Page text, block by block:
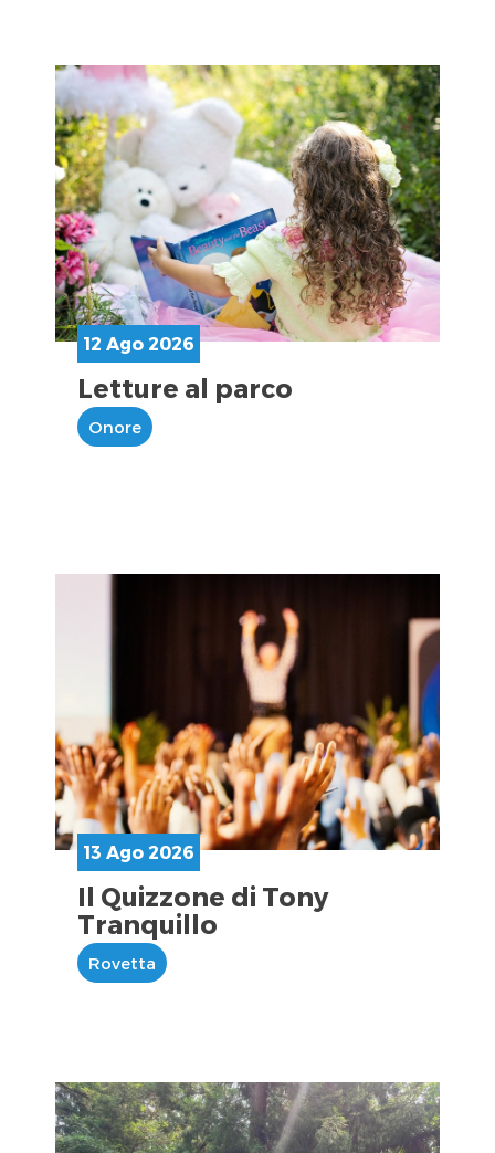
12 Ago 2026
Letture al parco
Onore
13 Ago 2026
Il Quizzone di Tony
Tranquillo
Rovetta